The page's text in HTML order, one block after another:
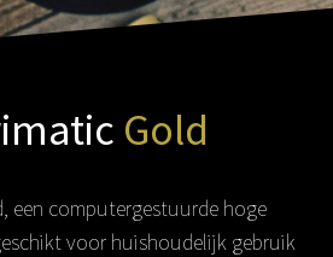
Gold
een computergestuurde hoge
voor huishoudelijk gebruik